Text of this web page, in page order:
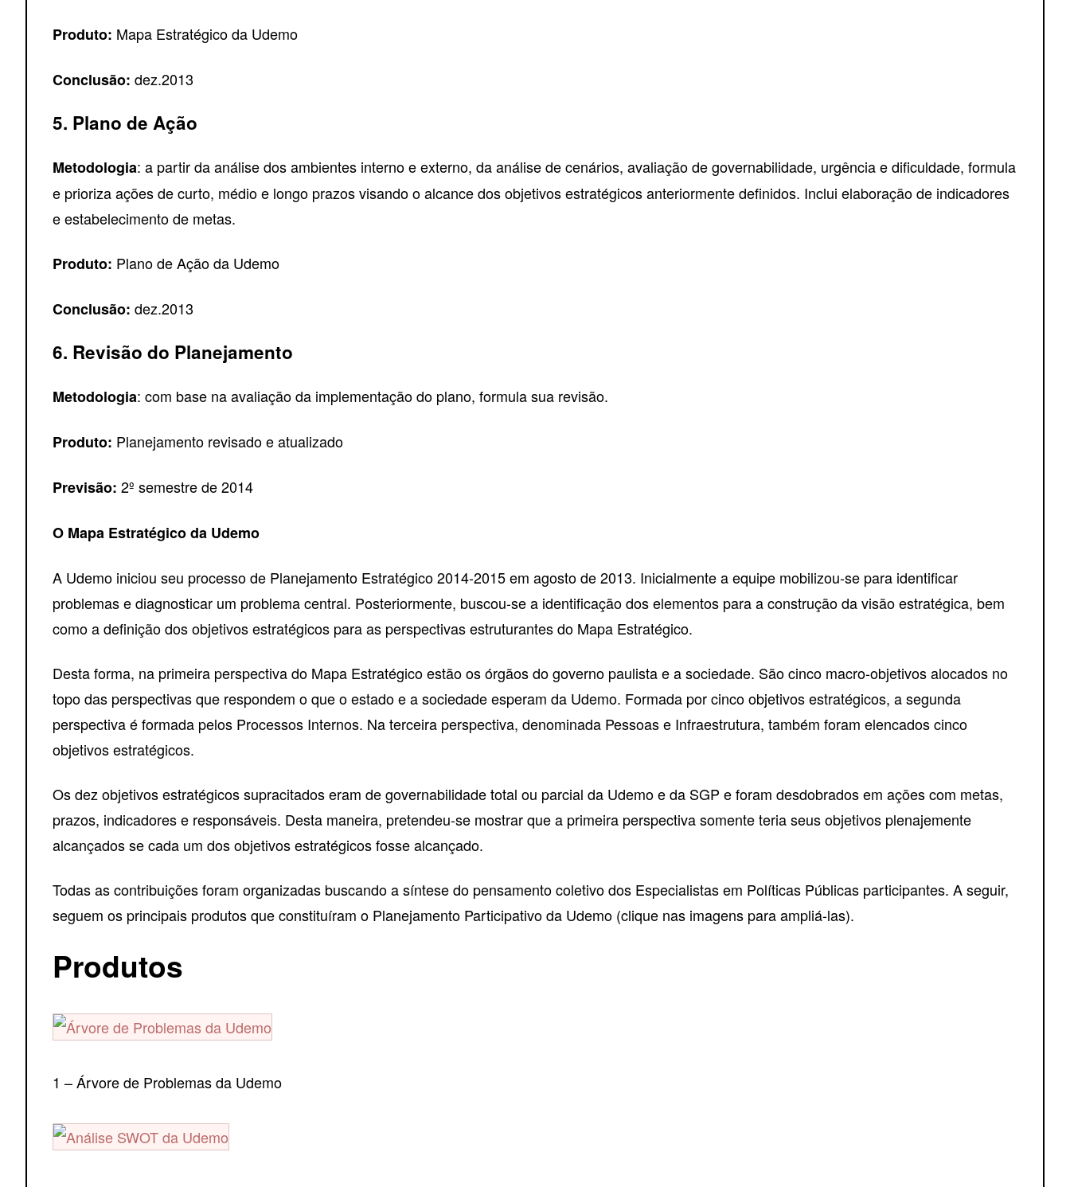
Produto: Mapa Estratégico da Udemo
Conclusão: dez.2013
5. Plano de Ação
Metodologia: a partir da análise dos ambientes interno e externo, da análise de cenários, avaliação de governabilidade, urgência e dificuldade, formula
e prioriza ações de curto, médio e longo prazos visando o alcance dos objetivos estratégicos anteriormente definidos. Inclui elaboração de indicadores
e estabelecimento de metas.
Produto: Plano de Ação da Udemo
Conclusão: dez.2013
6. Revisão do Planejamento
Metodologia: com base na avaliação da implementação do plano, formula sua revisão.
Produto: Planejamento revisado e atualizado
Previsão: 2º semestre de 2014
O Mapa Estratégico da Udemo
A Udemo iniciou seu processo de Planejamento Estratégico 2014-2015 em agosto de 2013. Inicialmente a equipe mobilizou-se para identificar
problemas e diagnosticar um problema central. Posteriormente, buscou-se a identificação dos elementos para a construção da visão estratégica, bem
como a definição dos objetivos estratégicos para as perspectivas estruturantes do Mapa Estratégico.
Desta forma, na primeira perspectiva do Mapa Estratégico estão os órgãos do governo paulista e a sociedade. São cinco macro-objetivos alocados no
topo das perspectivas que respondem o que o estado e a sociedade esperam da Udemo. Formada por cinco objetivos estratégicos, a segunda
perspectiva é formada pelos Processos Internos. Na terceira perspectiva, denominada Pessoas e Infraestrutura, também foram elencados cinco
objetivos estratégicos.
Os dez objetivos estratégicos supracitados eram de governabilidade total ou parcial da Udemo e da SGP e foram desdobrados em ações com metas,
prazos, indicadores e responsáveis. Desta maneira, pretendeu-se mostrar que a primeira perspectiva somente teria seus objetivos plenajemente
alcançados se cada um dos objetivos estratégicos fosse alcançado.
Todas as contribuições foram organizadas buscando a síntese do pensamento coletivo dos Especialistas em Políticas Públicas participantes. A seguir,
seguem os principais produtos que constituíram o Planejamento Participativo da Udemo (clique nas imagens para ampliá-las).
Produtos
1 – Árvore de Problemas da Udemo